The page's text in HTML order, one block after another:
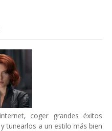
coger grandes éxitos
tunearlos a un estilo más bien